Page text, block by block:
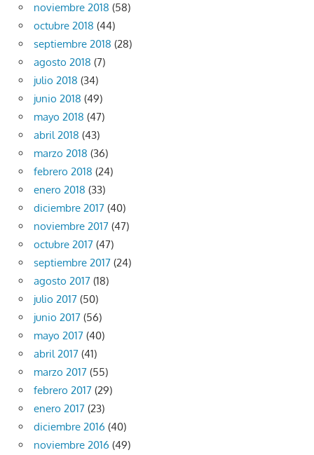
noviembre 2018 (58)
octubre 2018 (44)
septiembre 2018 (28)
agosto 2018 (7)
julio 2018 (34)
junio 2018 (49)
mayo 2018 (47)
abril 2018 (43)
marzo 2018 (36)
febrero 2018 (24)
enero 2018 (33)
diciembre 2017 (40)
noviembre 2017 (47)
octubre 2017 (47)
septiembre 2017 (24)
agosto 2017 (18)
julio 2017 (50)
junio 2017 (56)
mayo 2017 (40)
abril 2017 (41)
marzo 2017 (55)
febrero 2017 (29)
enero 2017 (23)
diciembre 2016 (40)
noviembre 2016 (49)